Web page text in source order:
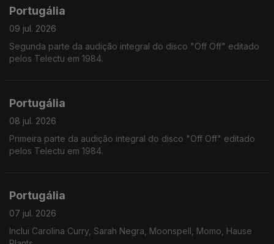
Portugália
09 jul. 2026
Segunda parte da audição integral do disco "Off Off" editado
pelos Telectu em 1984.
Portugália
08 jul. 2026
Primeira parte da audição integral do disco "Off Off" editado
pelos Telectu em 1984.
Portugália
07 jul. 2026
Inclui Carolina Curry, Sarah Negra, Moonspell, Momo, Hause